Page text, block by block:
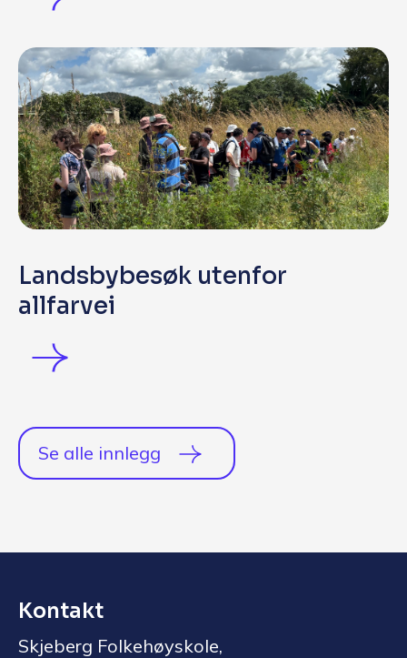
Landsbybesøk utenfor
allfarvei
Se alle innlegg
Kontakt
Skjeberg Folkehøyskole,